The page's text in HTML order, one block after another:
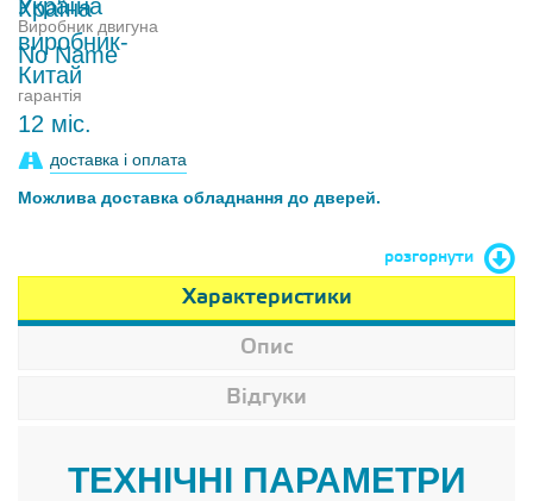
Виробник двигуна
No Name
гарантія
12 міс.
доставка і оплата
Можлива доставка обладнання до дверей.
розгорнути
Характеристики
Опис
Відгуки
ТЕХНІЧНІ ПАРАМЕТРИ